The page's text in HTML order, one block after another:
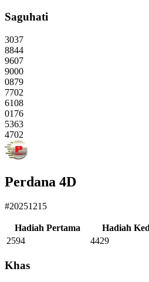
Saguhati
3037
8844
9607
9000
0879
7702
6108
0176
5363
4702
Perdana 4D
#20251215
Hadiah Pertama Hadiah
2594
4429
Khas